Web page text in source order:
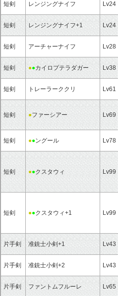
短剣 レンジングナイフ Lv24
短剣 レンジングナイフ+1 Lv24
短剣 アーチャーナイフ Lv28
短剣 ●●カイロプテラダガー Lv38
短剣 トレーラーククリ Lv61
短剣 ●ファーシアー Lv69
短剣 ●●ングール Lv78
短剣 ●●クスタウィ Lv99
短剣 ●●クスタウィ+1 Lv99
片手剣 准銃士小剣+1 Lv43
片手剣 准銃士小剣+2 Lv43
片手剣 ファントムフルーレ Lv65